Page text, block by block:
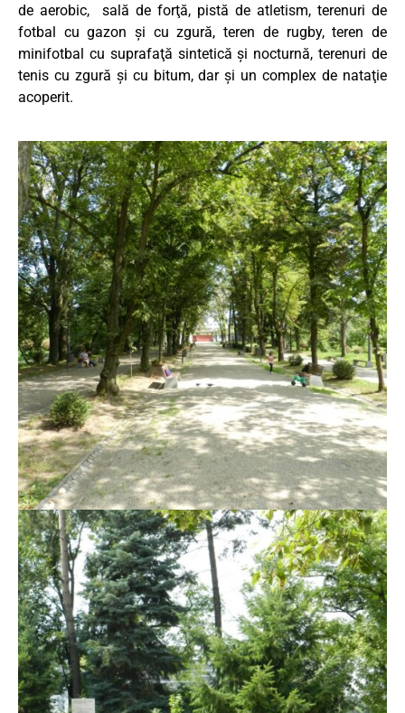
de aerobic, sală de forţă, pistă de atletism, terenuri de
fotbal cu gazon şi cu zgură, teren de rugby, teren de
minifotbal cu suprafaţă sintetică şi nocturnă, terenuri de
tenis cu zgură şi cu bitum, dar și un complex de nataţie
acoperit.